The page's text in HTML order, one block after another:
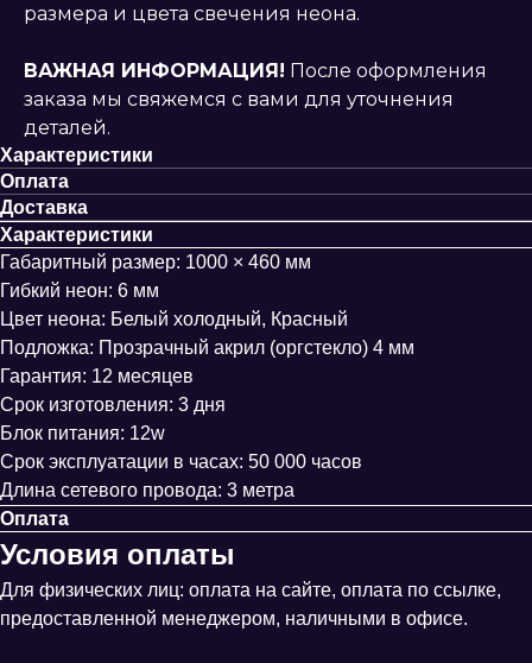
размера и цвета свечения неона.
ВАЖНАЯ ИНФОРМАЦИЯ! После оформления
заказа мы свяжемся с вами для уточнения
деталей.
Характеристики
Оплата
Доставка
Характеристики
Габаритный размер: 1000 × 460 мм
Гибкий неон: 6 мм
Цвет неона: Белый холодный, Красный
Подложка: Прозрачный акрил (оргстекло) 4 мм
Гарантия: 12 месяцев
Срок изготовления: 3 дня
Блок питания: 12w
Срок эксплуатации в часах: 50 000 часов
Длина сетевого провода: 3 метра
Оплата
Условия оплаты
Для физических лиц: оплата на сайте, оплата по ссылке,
предоставленной менеджером, наличными в офисе.